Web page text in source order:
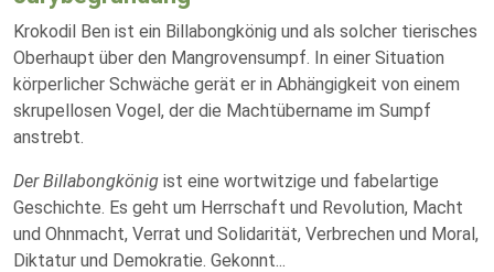
Krokodil Ben ist ein Billabongkönig und als solcher tierisches
Oberhaupt über den Mangrovensumpf. In einer Situation
körperlicher Schwäche gerät er in Abhängigkeit von einem
skrupellosen Vogel, der die Machtübername im Sumpf
anstrebt.
Der Billabongkönig ist eine wortwitzige und fabelartige
Geschichte. Es geht um Herrschaft und Revolution, Macht
und Ohnmacht, Verrat und Solidarität, Verbrechen und Moral,
Diktatur und Demokratie. Gekonnt...